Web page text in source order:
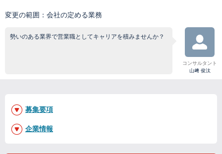
変更の範囲：会社の定める業務
勢いのある業界で営業職としてキャリアを積みませんか？
コンサルタント
山﨑 俊汰
募集要項
企業情報